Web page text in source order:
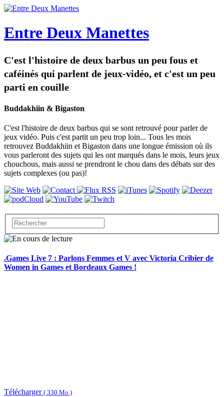
Entre Deux Manettes
C'est l'histoire de deux barbus un peu fous et
caféinés qui parlent de jeux-vidéo, et c'est un peu
parti en couille
Buddakhiin & Bigaston
C'est l'histoire de deux barbus qui se sont retrouvé pour parler de
jeux vidéo. Puis c'est partit un peu trop loin... Tous les mois
retrouvez Buddakhiin et Bigaston dans une longue émission où ils
vous parleront des sujets qui les ont marqués dans le mois, leurs jeux
chouchous, mais aussi se prendront le chou dans des débats sur des
sujets complexes (ou pas)!
.Games Live 7 : Parlons Femmes et V avec Victoria Cribier de
Women in Games et Bordeaux Games !
Télécharger ( 330 Mo )